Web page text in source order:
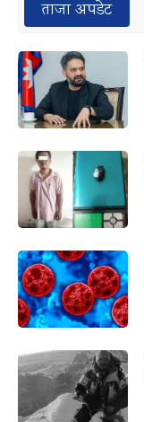
ताजा अपडेट